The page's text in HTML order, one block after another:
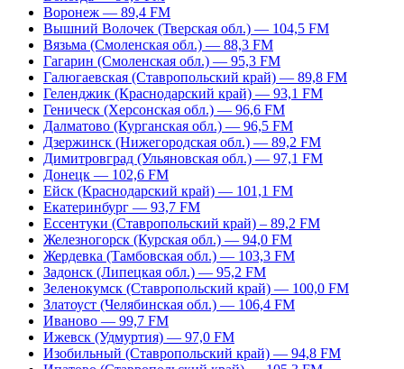
Воронеж — 89,4 FM
Вышний Волочек (Тверская обл.) — 104,5 FM
Вязьма (Смоленская обл.) — 88,3 FM
Гагарин (Смоленская обл.) — 95,3 FM
Галюгаевская (Ставропольский край) — 89,8 FM
Геленджик (Краснодарский край) — 93,1 FM
Геническ (Херсонская обл.) — 96,6 FM
Далматово (Курганская обл.) — 96,5 FM
Дзержинск (Нижегородская обл.) — 89,2 FM
Димитровград (Ульяновская обл.) — 97,1 FM
Донецк — 102,6 FM
Ейск (Краснодарский край) — 101,1 FM
Екатеринбург — 93,7 FM
Ессентуки (Ставропольский край) – 89,2 FM
Железногорск (Курская обл.) — 94,0 FM
Жердевка (Тамбовская обл.) — 103,3 FM
Задонск (Липецкая обл.) — 95,2 FM
Зеленокумск (Ставропольский край) — 100,0 FM
Златоуст (Челябинская обл.) — 106,4 FM
Иваново — 99,7 FM
Ижевск (Удмуртия) — 97,0 FM
Изобильный (Ставропольский край) — 94,8 FM